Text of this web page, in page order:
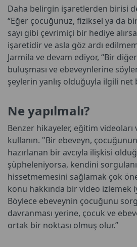
Daha belirgin işaretlerden birisi
“Eğer çocuğunuz, fiziksel ya da
sayı gibi çevrimiçi bir hediye
işaretidir ve asla göz ardı
Jarmila ve devam ediyor, “Bir
buluşması ve ebeveynlerine
şeylerin yanlış olduğuyla ilgili net
Ne yapılmalı?
Benzer hikayeler, eğitim
kullanın. "Bir ebeveyn,
hazırlanan bir avcıyla ilişkisi
şüpheleniyorsa, kendini
hissetmemesini sağlamak çok
konu hakkında bir video izlemek
Böylece ebeveynin çocuğunu
davranması yerine, çocuk ve
ortak bir noktası olmuş olur.”